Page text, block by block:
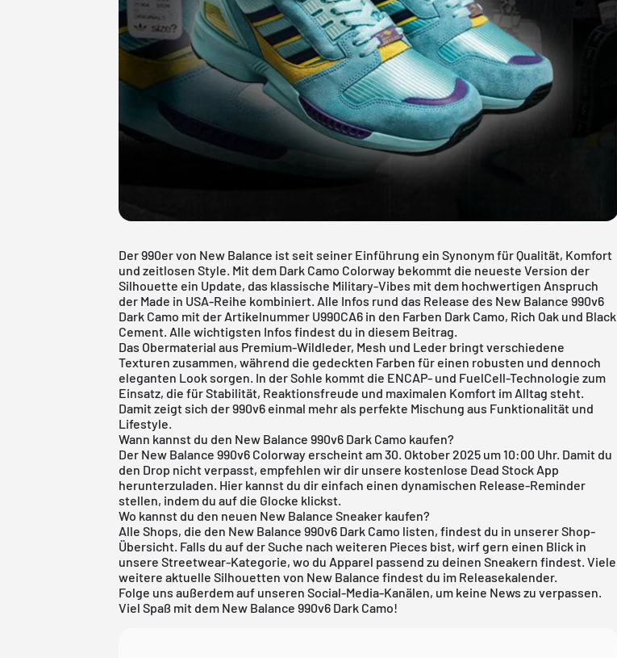
Der 990er von New Balance ist seit seiner Einführung ein Synonym für Qualität, Komfort
und zeitlosen Style. Mit dem Dark Camo Colorway bekommt die neueste Version der
Silhouette ein Update, das klassische Military-Vibes mit dem hochwertigen Anspruch
der Made in USA-Reihe kombiniert. Alle Infos rund das Release des New Balance 990v6
Dark Camo mit der Artikelnummer U990CA6 in den Farben Dark Camo, Rich Oak und Black
Cement. Alle wichtigsten Infos findest du in diesem Beitrag.
Das Obermaterial aus Premium-Wildleder, Mesh und Leder bringt verschiedene
Texturen zusammen, während die gedeckten Farben für einen robusten und dennoch
eleganten Look sorgen. In der Sohle kommt die ENCAP- und FuelCell-Technologie zum
Einsatz, die für Stabilität, Reaktionsfreude und maximalen Komfort im Alltag steht.
Damit zeigt sich der 990v6 einmal mehr als perfekte Mischung aus Funktionalität und
Lifestyle.
Wann kannst du den New Balance 990v6 Dark Camo kaufen?
Der New Balance 990v6 Colorway erscheint am 30. Oktober 2025 um 10:00 Uhr. Damit du
den Drop nicht verpasst, empfehlen wir dir unsere kostenlose Dead Stock App
herunterzuladen. Hier kannst du dir einfach einen dynamischen Release-Reminder
stellen, indem du auf die Glocke klickst.
Wo kannst du den neuen New Balance Sneaker kaufen?
Alle Shops, die den New Balance 990v6 Dark Camo listen, findest du in unserer Shop-
Übersicht. Falls du auf der Suche nach weiteren Pieces bist, wirf gern einen Blick in
unsereStreetwear-Kategorie, wo du Apparel passend zu deinen Sneakern findest. Viele
weitere aktuelle Silhouetten von New Balance findest du im Releasekalender.
Folge uns außerdem auf unseren Social-Media-Kanälen, um keine News zu verpassen.
Viel Spaß mit dem New Balance 990v6 Dark Camo!